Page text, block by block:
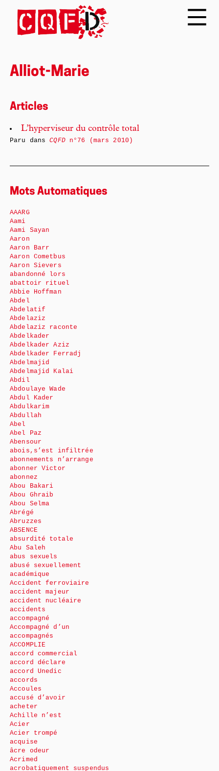
Alliot-Marie
Articles
L’hyperviseur du contrôle total
Paru dansCQFDn°76 (mars 2010)
Mots Automatiques
AAARG
Aami
Aami Sayan
Aaron
Aaron Barr
Aaron Cometbus
Aaron Sievers
abandonné lors
abattoir rituel
Abbie Hoffman
Abdel
Abdelatif
Abdelaziz
Abdelaziz raconte
Abdelkader
Abdelkader Aziz
Abdelkader Ferradj
Abdelmajid
Abdelmajid Kalai
Abdil
Abdoulaye Wade
Abdul Kader
Abdulkarim
Abdullah
Abel
Abel Paz
Abensour
abois,s’est infiltrée
abonnements n’arrange
abonner Victor
abonnez
Abou Bakari
Abou Ghraib
Abou Selma
Abrégé
Abruzzes
ABSENCE
absurdité totale
Abu Saleh
abus sexuels
abusé sexuellement
académique
Accident ferroviaire
accident majeur
accident nucléaire
accidents
accompagné
Accompagné d’un
accompagnés
ACCOMPLIE
accord commercial
accord déclare
accord Unedic
accords
Accoules
accusé d’avoir
acheter
Achille n’est
Acier
Acier trompé
acquise
âcre odeur
Acrimed
acrobatiquement suspendus